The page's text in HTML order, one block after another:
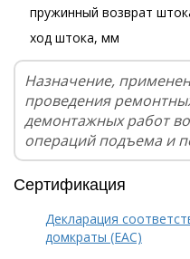
пружинный возврат
ход штока, мм
Назначение,
проведения
демонтажных работ
операций подъема и
Сертификация
Декларация
домкраты (EAC)